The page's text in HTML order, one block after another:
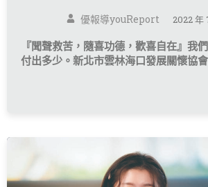
優報導youReport 2022 年
『聞聲救苦，隨喜功德，歡喜自在』我
付出多少。新北市雲林海口發展關懷協